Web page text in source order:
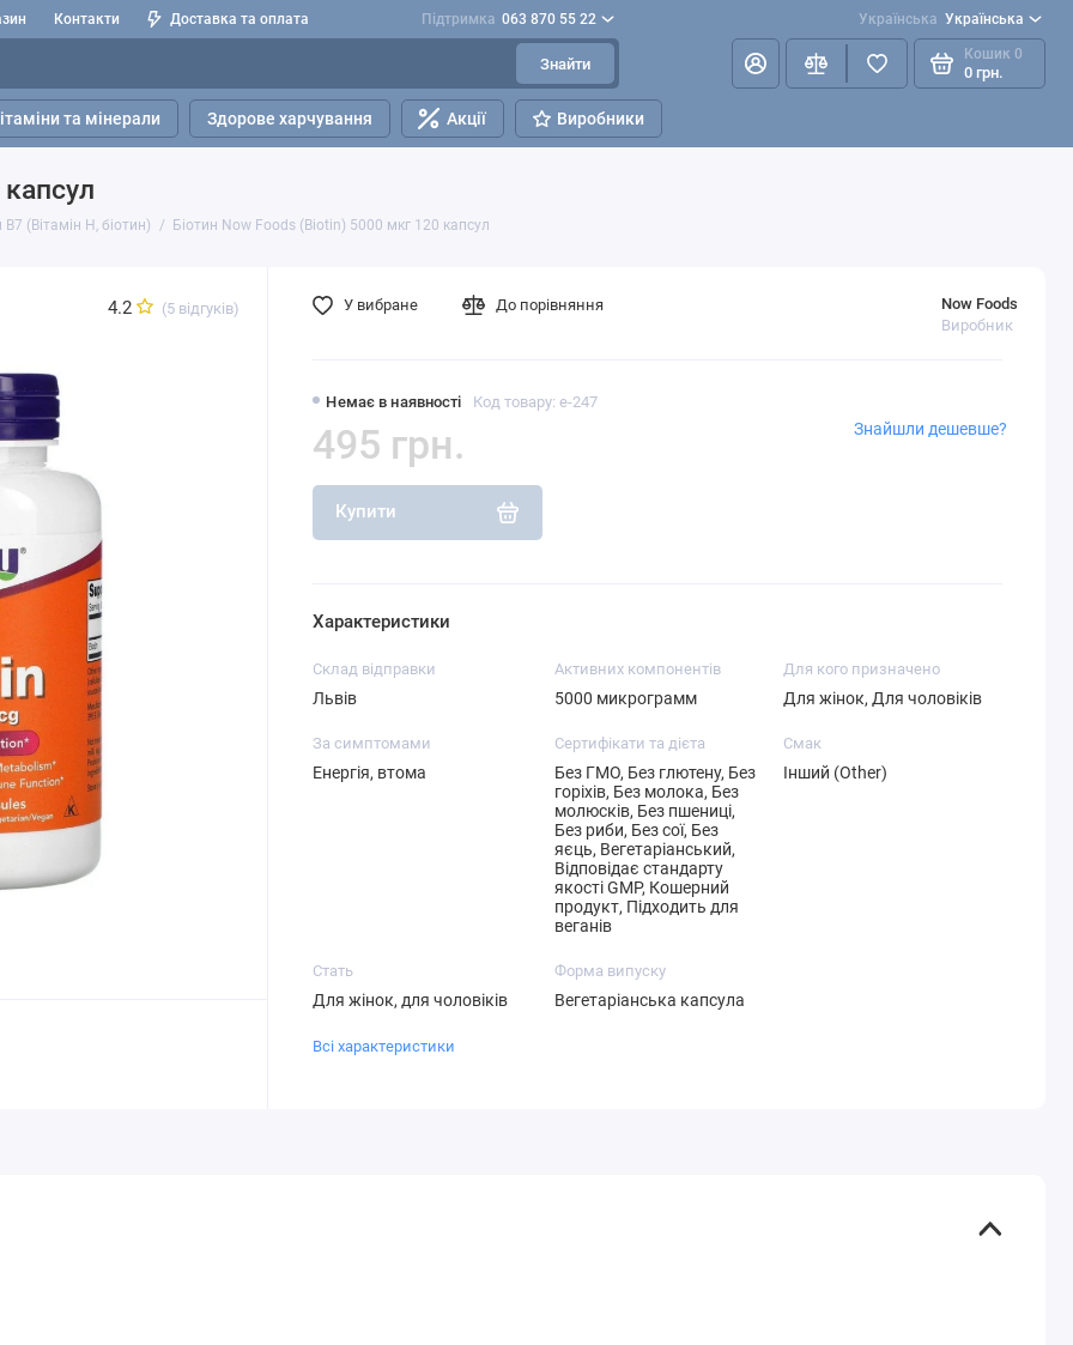
Контакти Доставка та оплата Підтримка 063 870 55 22 Українська Українська
Знайти
Кошик 0
0 грн.
та мінерали Здорове харчування Акції Виробники
B7 (Вітамін H, біотин) Біотин Now Foods (Biotin) 5000 мкг 120 капсул
4.2 (5 відгуків)
Немає в наявності Код товару: e-247
Now Foods
Виробник
495 грн.
Купити
Знайшли дешевше?
У вибране До порівняння
Характеристики
Склад відправки
Львів
Активних компонентів
5000 микрограмм
Для кого призначено
Для жінок, Для чоловіків
За симптомами
Енергія, втома
Сертифікати та дієта
Без ГМО, Без глютену, Без
горіхів, Без молока, Без
молюсків, Без пшениці,
Без риби, Без сої, Без
яєць, Вегетаріанський,
Відповідає стандарту
якості GMP, Кошерний
продукт, Підходить для
веганів
Смак
Інший (Other)
Стать
Для жінок, для чоловіків
Форма випуску
Вегетаріанська капсула
Всі характеристики